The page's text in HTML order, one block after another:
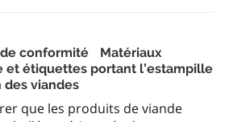
de conformité Matériaux
et étiquettes portant l’estampille
des viandes
que les produits de viande